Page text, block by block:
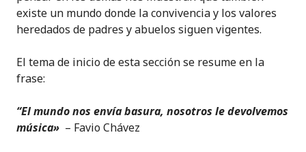
existe un mundo donde la convivencia y los valores
heredados de padres y abuelos siguen vigentes.
El tema de inicio de esta sección se resume en la
frase:
“El mundo nos envía basura, nosotros le devolvemos
música» – Favio Chávez